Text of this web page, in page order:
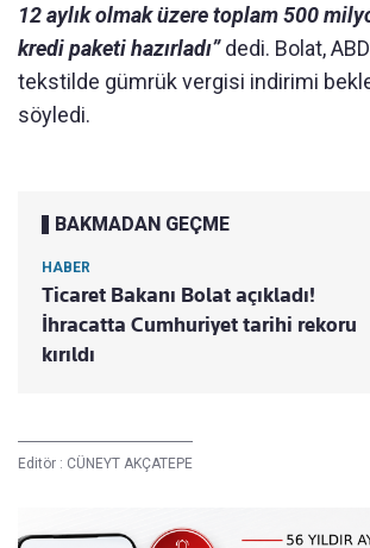
12 aylık olmak üzere toplam 500
kredi paketi hazırladı”dedi. Bolat,
tekstilde gümrük vergisi indirimi
söyledi.
BAKMADAN GEÇME
HABER
Ticaret Bakanı Bolat açıkladı!
İhracatta Cumhuriyet tarihi rekoru
kırıldı
Editör : CÜNEYT AKÇATEPE